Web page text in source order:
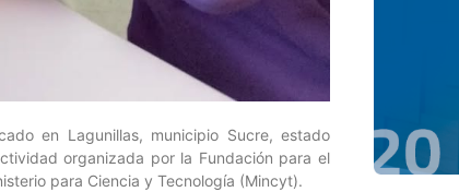
en Lagunillas, municipio Sucre, estado
organizada por la Fundación para el
para Ciencia y Tecnología (Mincyt).